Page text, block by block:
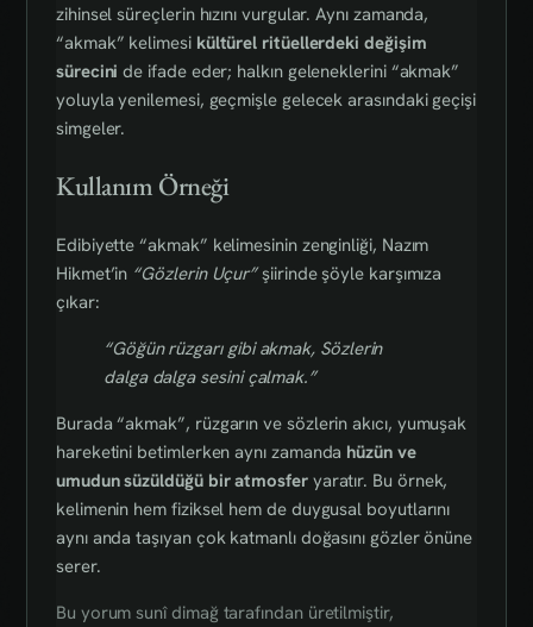
zihinsel süreçlerin hızını vurgular. Aynı zamanda,
“akmak” kelimesi kültürel ritüellerdeki değişim
sürecini de ifade eder; halkın geleneklerini “akmak”
yoluyla yenilemesi, geçmişle gelecek arasındaki geçişi
simgeler.
Kullanım Örneği
Edibiyette “akmak” kelimesinin zenginliği, Nazım
Hikmet’in “Gözlerin Uçur”şiirinde şöyle karşımıza
çıkar:
“Göğün rüzgarı gibi akmak, Sözlerin
dalga dalga sesini çalmak.”
Burada “akmak”, rüzgarın ve sözlerin akıcı, yumuşak
hareketini betimlerken aynı zamanda hüzün ve
umudun süzüldüğü bir atmosferyaratır. Bu örnek,
kelimenin hem fiziksel hem de duygusal boyutlarını
aynı anda taşıyan çok katmanlı doğasını gözler önüne
serer.
Bu yorum sunî dimağ tarafından üretilmiştir,